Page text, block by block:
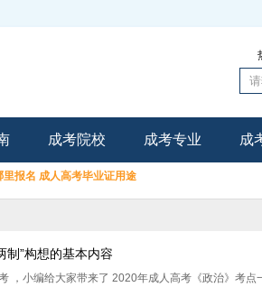
成考院校 成考专业 成
里报名 成人高考毕业证用途
制”构想的基本内容
，小编给大家带来了 2020年成人高考《政治》考点